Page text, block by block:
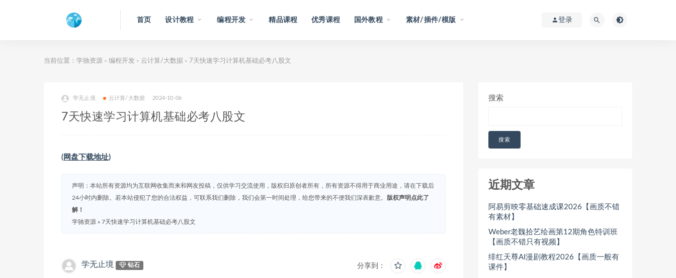
首页 设计教程 编程开发 精品课程 优秀课程 国外教程 素材/插件/模版 登录
当前位置： 学驰资源 > 编程开发 > 云计算/大数据 > 7天快速学习计算机基础必考八股文
学无止境 云计算/大数据 2024-10-06
7天快速学习计算机基础必考八股文
(网盘下载地址)
声明：本站所有资源均为互联网收集而来和网友投稿，仅供学习交流使用，版权归原创者所有，所有资源不得用于商业用途，请在下载后
24小时内删除。若本站侵犯了您的合法权益，可联系我们删除，我们会第一时间处理，给您带来的不便我们深表歉意。
版权声明点此了
解！
学驰资源 » 7天快速学习计算机基础必考八股文
学无止境 钻石 分享到：
搜索
搜索
近期文章
阿易剪映零基础速成课2026【画质不错
有素材】
Weber老魏拾艺绘画第12期角色特训班
【画质不错只有视频】
绯红天尊AI漫剧教程2026【画质一般有
课件】